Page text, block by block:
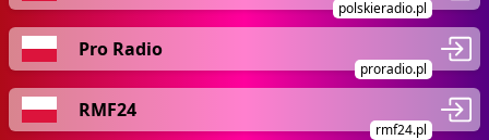
polskieradio.pl
Pro Radio
proradio.pl
RMF24
rmf24.pl